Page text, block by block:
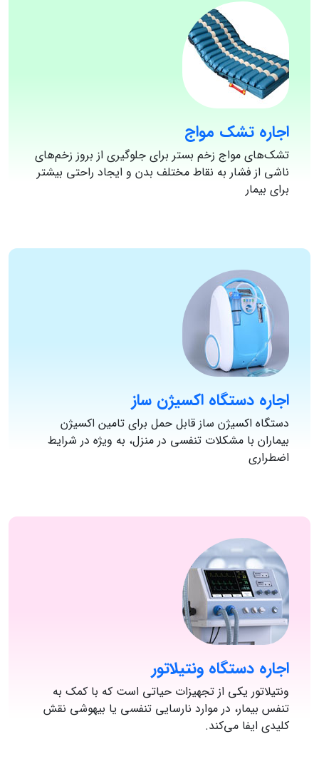
اجاره تشک مواج
تشک‌های مواج زخم بستر برای جلوگیری از بروز زخم‌های
ناشی از فشار به نقاط مختلف بدن و ایجاد راحتی بیشتر
برای بیمار
اجاره دستگاه اکسیژن ساز
دستگاه اکسیژن ساز قابل حمل برای تامین اکسیژن
بیماران با مشکلات تنفسی در منزل، به ویژه در شرایط
اضطراری
اجاره دستگاه ونتیلاتور
ونتیلاتور یکی از تجهیزات حیاتی است که با کمک به
تنفس بیمار، در موارد نارسایی تنفسی یا بیهوشی نقش
کلیدی ایفا می‌کند.